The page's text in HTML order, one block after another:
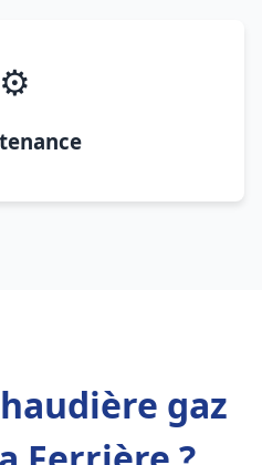
⚙️
gaz